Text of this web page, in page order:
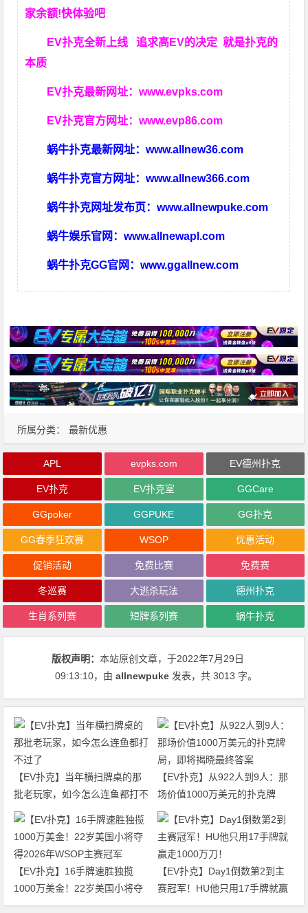
家余额!快体验吧
EV扑克全新上线 追求高EV的决定就是扑克的
本质
EV扑克最新网址：www.evpks.com
EV扑克官方网址：www.evp86.com
蜗牛扑克最新网址：www.allnew36.com
蜗牛扑克官方网址：www.allnew366.com
蜗牛扑克网址发布页：www.allnewpuke.com
蜗牛娱乐官网：www.allnewapl.com
蜗牛扑克GG官网：www.ggallnew.com
所属分类： 最新优惠
APL evpks.com EV德州扑克
EV扑克 EV扑克室 GGCare
GGpoker GGPUKE GG扑克
GG春季狂欢赛 WSOP 优惠活动
促销活动 免费比赛 免费赛
冬巡赛 大逃杀玩法 德州扑克
生肖系列赛 短牌系列赛 蜗牛扑克
版权声明：本站原创文章，于2022年7月29日
09:13:10，由allnewpuke 发表，共 3013 字。
【EV扑克】当年横扫牌桌的那
批老玩家，如今怎么连鱼都打不
过了
【EV扑克】从922人到9人：那
场价值1000万美元的扑克牌
局，即将揭晓最终答案
【EV扑克】16手牌速胜独揽
1000万美金！22岁美国小将夺
得2026年WSOP主赛冠军
【EV扑克】Day1倒数第2到主
赛冠军！HU他只用17手牌就赢
走1000万刀！